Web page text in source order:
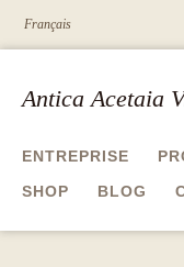
Français
Antica Acetaia
ENTREPRISE
SHOP
BLOG